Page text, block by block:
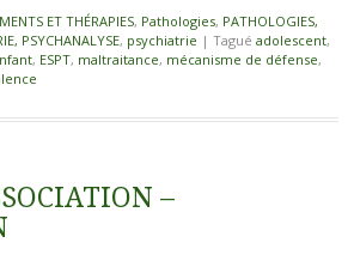
ET THÉRAPIES, Pathologies, PATHOLOGIES,
PSYCHANALYSE, psychiatrie | Tagué adolescent,
, ESPT, maltraitance, mécanisme de défense,
–